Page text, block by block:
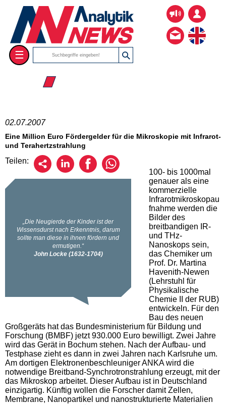
☰
☰ 2007
02.07.2007
Eine Million Euro Fördergelder für die Mikroskopie mit Infrarot-
und Terahertzstrahlung
Teilen:
100- bis 1000mal
genauer als eine
kommerzielle
Infrarotmikroskopau
fnahme werden die
Bilder des
breitbandigen IR-
und THz-
Nanoskops sein,
das Chemiker um
Prof. Dr. Martina
Havenith-Newen
(Lehrstuhl für
Physikalische
Chemie II der RUB)
entwickeln. Für den
Bau des neuen
Großgeräts hat das Bundesministerium für Bildung und
Forschung (BMBF) jetzt 930.000 Euro bewilligt. Zwei Jahre
wird das Gerät in Bochum stehen. Nach der Aufbau- und
Testphase zieht es dann in zwei Jahren nach Karlsruhe um.
Am dortigen Elektronenbeschleuniger ANKA wird die
notwendige Breitband-Synchrotronstrahlung erzeugt, mit der
das Mikroskop arbeitet. Dieser Aufbau ist in Deutschland
einzigartig. Künftig wollen die Forscher damit Zellen,
Membrane, Nanopartikel und nanostrukturierte Materialien